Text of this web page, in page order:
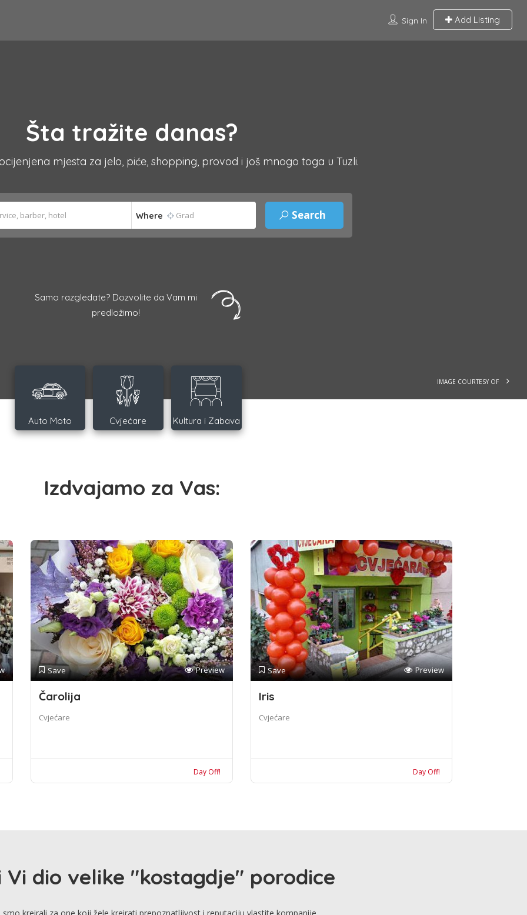
Sign In Add Listing
IMAGE COURTESY OF
Šta tražite danas?
mjesta za jelo, piće, shopping, provod i još mnogo toga u Tuzli.
Where
Samo razgledate? Dozvolite da Vam mi
predložimo!
Auto Moto Cvjećare Kultura i Zabava
Izdvajamo za Vas:
Save Preview
Čarolija
Cvjećare
Day Off!
Save Preview
Iris
Cvjećare
Day Off!
Vi dio velike "kostagdje" porodice